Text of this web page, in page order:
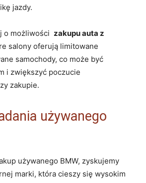
jazdy.
o możliwości
zakupu auta z
salony⁢ oferują limitowane
samochody, co może być
i zwiększyć poczucie
zakupie.
używanego
używanego BMW,⁤ zyskujemy
marki, która cieszy się wysokim